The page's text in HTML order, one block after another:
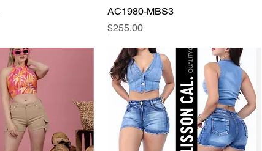
AC1980-MBS3
Precio
$255.00